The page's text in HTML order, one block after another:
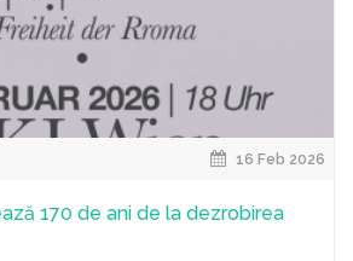
16 Feb 2026
170 de ani de la dezrobirea